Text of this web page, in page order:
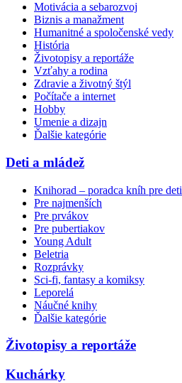
Motivácia a sebarozvoj
Biznis a manažment
Humanitné a spoločenské vedy
História
Životopisy a reportáže
Vzťahy a rodina
Zdravie a životný štýl
Počítače a internet
Hobby
Umenie a dizajn
Ďalšie kategórie
Deti a mládež
Knihorad – poradca kníh pre deti
Pre najmenších
Pre prvákov
Pre pubertiakov
Young Adult
Beletria
Rozprávky
Sci-fi, fantasy a komiksy
Leporelá
Náučné knihy
Ďalšie kategórie
Životopisy a reportáže
Kuchárky